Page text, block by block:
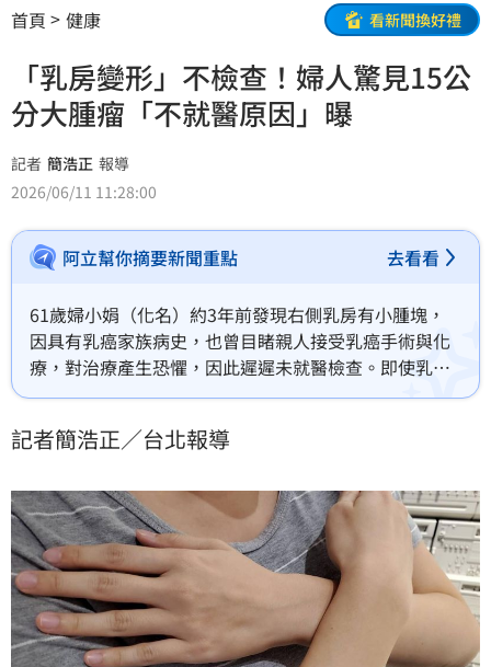
首頁 健康 看新聞換好禮
「乳房變形」不檢查！婦人驚見15公
分大腫瘤「不就醫原因」曝
記者 簡浩正 報導
2026/06/11 11:28:00
阿立幫你摘要新聞重點 去看看
61歲婦小娟（化名）約3年前發現右側乳房有小腫塊，
因具有乳癌家族病史，也曾目睹親人接受乳癌手術與化
療，對治療產生恐懼，因此遲遲未就醫檢查。即使乳房
腫塊逐漸變大，甚至肉眼可見乳房隆起變形，她仍選擇
關。（記者：簡浩正）
記者簡浩正／台北報導